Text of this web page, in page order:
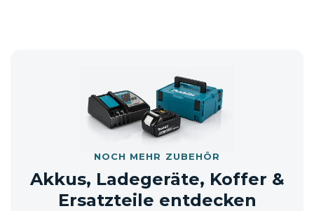
📦 Versandhinweis: Die Lieferung erfolgt
entweder im Originalkarton oder in
einem neutralen Versandkarton.
NOCH MEHR ZUBEHÖR
Akkus, Ladegeräte, Koffer &
Ersatzteile entdecken